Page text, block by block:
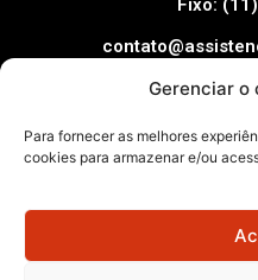
Gerenciar o
Para fornecer as melhores
cookies para armazenar e/ou
Fixo: